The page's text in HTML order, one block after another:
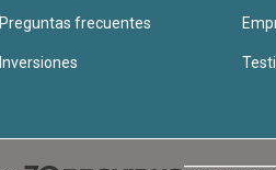
Preguntas frecuentes
Inversiones